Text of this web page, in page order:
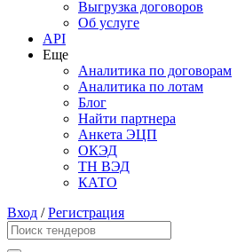
Выгрузка договоров
Об услуге
API
Еще
Аналитика по договорам
Аналитика по лотам
Блог
Найти партнера
Анкета ЭЦП
ОКЭД
ТН ВЭД
КАТО
Вход /Регистрация